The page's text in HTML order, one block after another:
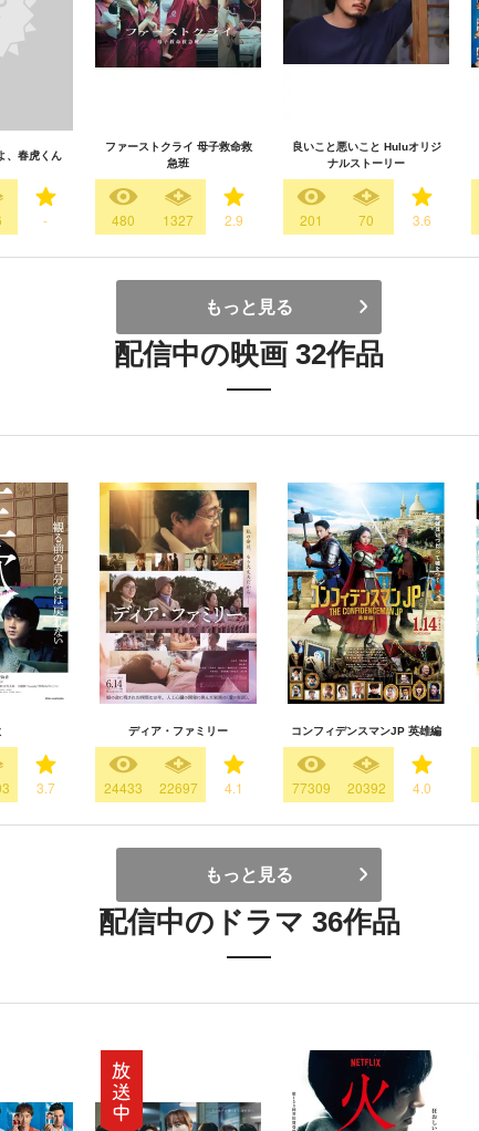
、春虎くん
-
ファーストクライ 母子救命救
急班
480 1327 2.9
良いこと悪いこと Huluオリジ
ナルストーリー
201 70 3.6
もっと見る
配信中の映画 32作品
3.7
ディア・ファミリー
24433 22697 4.1
コンフィデンスマンJP 英雄編
77309 20392 4.0
もっと見る
配信中のドラマ 36作品